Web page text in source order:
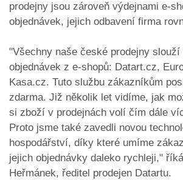
prodejny jsou zároveň výdejnami e-
objednávek, jejich odbavení firma
"Všechny naše české prodejny
objednávek z e-shopů: Datart.cz,
Kasa.cz. Tuto službu zákazníkům
zdarma. Již několik let vidíme, jak
si zboží v prodejnách volí čím dále
Proto jsme také zavedli novou
hospodářství, díky které umíme
jejich objednávky daleko rychleji,"
Heřmánek, ředitel prodejen Datartu.